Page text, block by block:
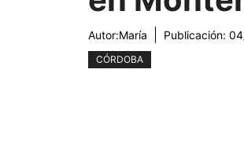
Autor:María Publicación:
CÓRDOBA